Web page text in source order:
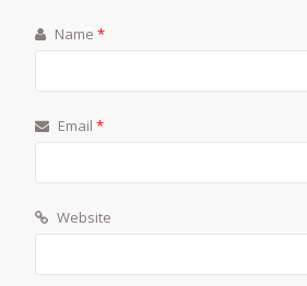
Name*
Email*
Website